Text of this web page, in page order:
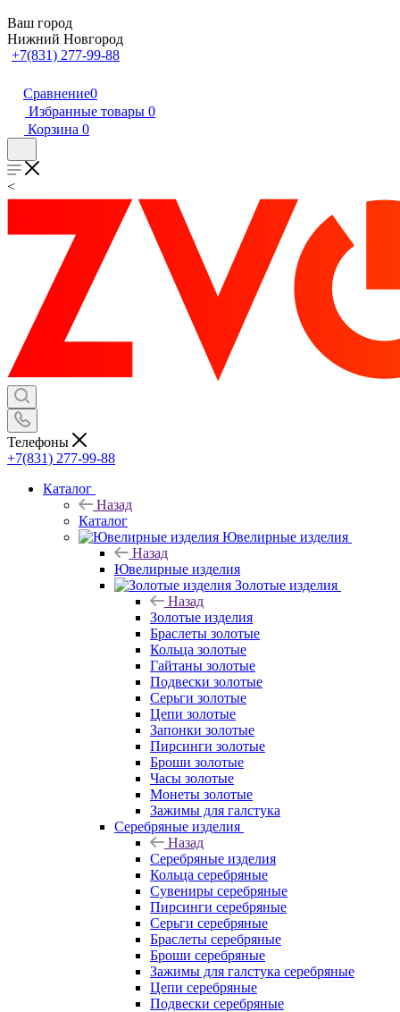
Ваш город
Нижний Новгород
+7(831) 277-99-88
Сравнение0
Избранные товары 0
Корзина 0
<
Телефоны
+7(831) 277-99-88
Каталог
Назад
Каталог
Ювелирные изделия
Назад
Ювелирные изделия
Золотые изделия
Назад
Золотые изделия
Браслеты золотые
Кольца золотые
Гайтаны золотые
Подвески золотые
Серьги золотые
Цепи золотые
Запонки золотые
Пирсинги золотые
Броши золотые
Часы золотые
Монеты золотые
Зажимы для галстука
Серебряные изделия
Назад
Серебряные изделия
Кольца серебряные
Сувениры серебряные
Пирсинги серебряные
Серьги серебряные
Браслеты серебряные
Броши серебряные
Зажимы для галстука серебряные
Цепи серебряные
Подвески серебряные